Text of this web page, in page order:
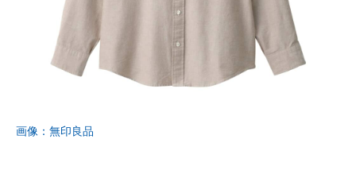
画像：無印良品